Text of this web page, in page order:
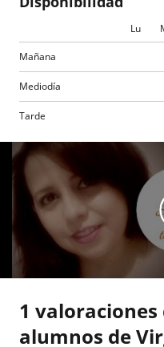
Lu
Mañana
Mediodía
Tarde
1
alumnos de